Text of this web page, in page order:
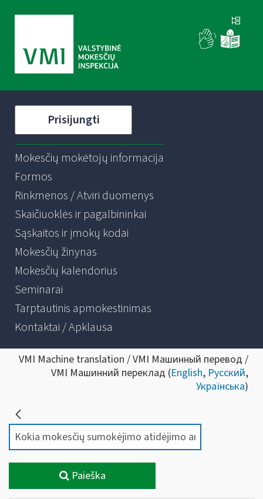
Prisijungti
Mokesčių mokėtojų informacija
Formos
Rinkmenos / Atviri duomenys
Skaičiuoklės ir pagalbininkai
Sąskaitos ir įmokų kodai
Mokesčių žinynas
Mokesčių kalendorius
Seminarai
Tarptautinis apmokestinimas
Kontaktai / Apklausa
VMI Machine translation / VMI Машинный перевод /
VMI Машинний переклад (English, Русский,
Українська)
Paieška